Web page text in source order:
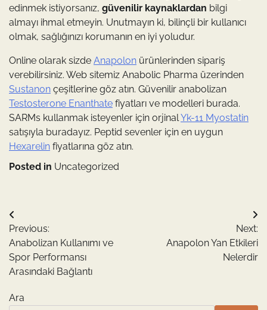
edinmek istiyorsanız, güvenilir kaynaklardan bilgi
almayı ihmal etmeyin. Unutmayın ki, bilinçli bir kullanıcı
olmak, sağlığınızı korumanın en iyi yoludur.
Online olarak sizde Anapolon ürünlerinden sipariş
verebilirsiniz. Web sitemiz Anabolic Pharma üzerinden
Sustanon çeşitlerine göz atın. Güvenilir anabolizan
Testosterone Enanthate fiyatları ve modelleri burada.
SARMs kullanmak isteyenler için orjinalYk-11 Myostatin
satışıyla buradayız. Peptid sevenler için en uygun
Hexarelin fiyatlarına göz atın.
Posted in Uncategorized
Yazı
gezinmesi
Previous:
Anabolizan Kullanımı ve
Spor Performansı
Arasındaki Bağlantı
Next:
Anapolon Yan Etkileri
Nelerdir
Ara